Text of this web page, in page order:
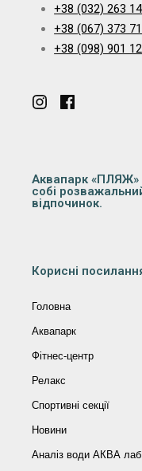
+38 (032) 263
+38 (067) 373
+38 (098) 901
Аквапарк «ПЛЯЖ»
собі
відпочинок.
Корисні
Головна
Аквапарк
Фітнес-центр
Релакс
Спортивні секції
Новини
Аналіз води АКВА лаб​